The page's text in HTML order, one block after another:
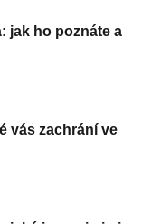
jak ho poznáte a
vás zachrání ve